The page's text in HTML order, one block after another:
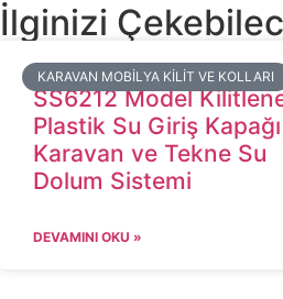
İlginizi
​KARAVAN MOBILYA KILIT VE KOLLARI
SS6212 Model
Plastik Su Giriş
Karavan ve Tekne Su
Dolum Sistemi
DEVAMINI OKU »